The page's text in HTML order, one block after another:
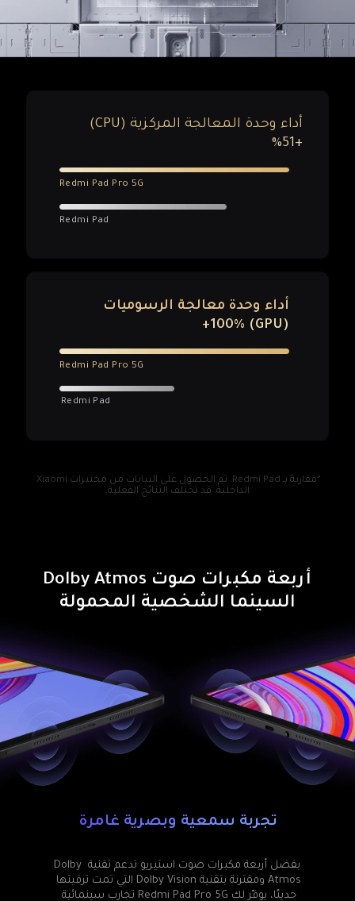
أداء وحدة المعالجة المركزية (CPU)‏
+%51
Redmi Pad Pro 5G
Redmi Pad
أداء وحدة معالجة الرسوميات
(GPU)‏ ‎+100%
Redmi Pad Pro 5G
Redmi Pad
*مقارنةً بـ Redmi Pad. تم الحصول على البيانات من مختبرات Xiaomi
الداخلية. قد تختلف النتائج الفعلية.
السينما الشخصية المحمولة
تجربة سمعية وبصرية غامرة
بفضل أربعة مكبرات صوت استيريو تدعم تقنية Dolby
Atmos ومقترنة بتقنية Dolby Vision التي تمت ترقيتها
حديثًا، يوفّر لك Redmi Pad Pro 5G تجارب سينمائية